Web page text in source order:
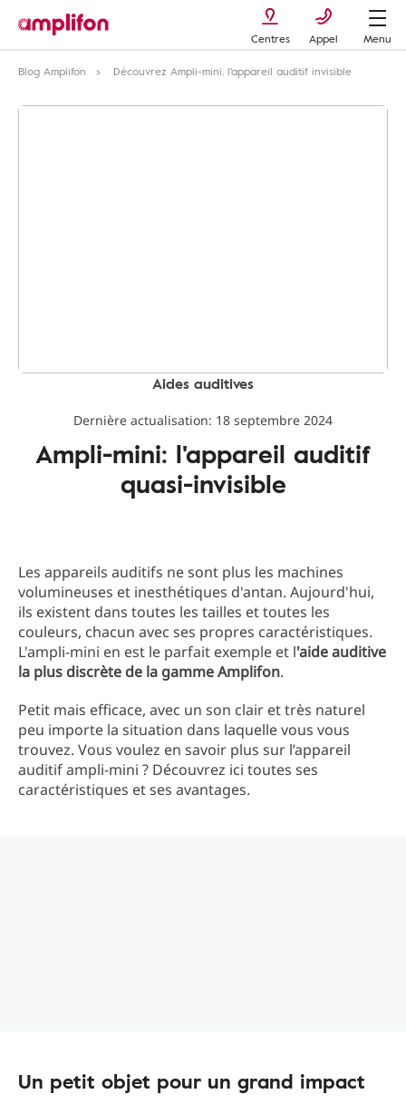
Centres Appel
Menu
Blog Amplifon
Découvrez Ampli-mini, l'appareil auditif invisible
Aides auditives
Dernière actualisation: 18 septembre 2024
Ampli-mini: l'appareil auditif
quasi-invisible
Les appareils auditifs ne sont plus les machines
volumineuses et inesthétiques d'antan. Aujourd'hui,
ils existent dans toutes les tailles et toutes les
couleurs, chacun avec ses propres caractéristiques.
L'ampli-mini en est le parfait exemple et l'aide auditive
la plus discrète de la gamme Amplifon.
Petit mais efficace, avec un son clair et très naturel
peu importe la situation dans laquelle vous vous
trouvez. Vous voulez en savoir plus sur l’appareil
auditif ampli-mini ? Découvrez ici toutes ses
caractéristiques et ses avantages.
Un petit objet pour un grand impact